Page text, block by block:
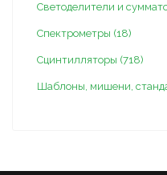
Светоделители и
Спектрометры (18)
Сцинтилляторы (718)
Шаблоны, мишени,